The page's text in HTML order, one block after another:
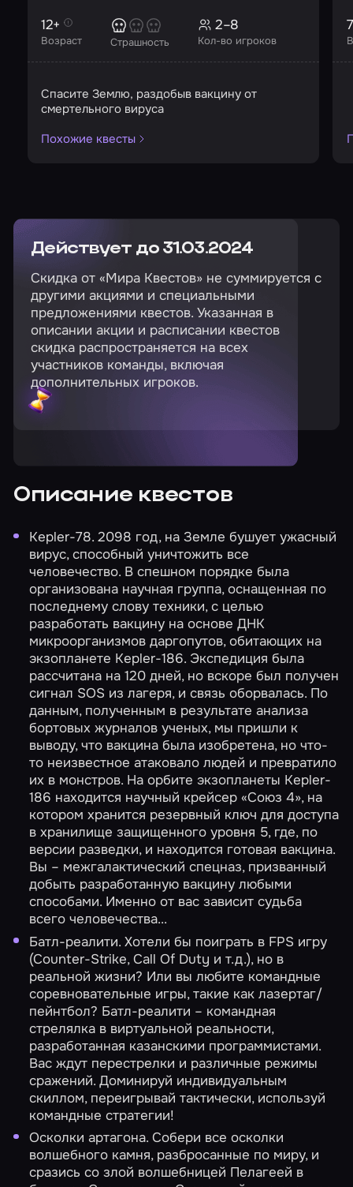
Возраст
12+
Страшность Кол-во игроков
2–8
Спасите Землю, раздобыв вакцину от
смертельного вируса
Похожие квесты
Действует до 31.03.2024
Скидка от «Мира Квестов» не суммируется с
другими акциями и специальными
предложениями квестов. Указанная в
описании акции и расписании квестов
скидка распространяется на всех
участников команды, включая
дополнительных игроков.
Описание квестов
Kepler-78.2098 год, на Земле бушует ужасный
вирус, способный уничтожить все
человечество. В спешном порядке была
организована научная группа, оснащенная по
последнему слову техники, с целью
разработать вакцину на основе ДНК
микроорганизмов даргопутов, обитающих на
экзопланете Kepler-186. Экспедиция была
рассчитана на 120 дней, но вскоре был получен
сигнал SOS из лагеря, и связь оборвалась. По
данным, полученным в результате анализа
бортовых журналов ученых, мы пришли к
выводу, что вакцина была изобретена, но что-
то неизвестное атаковало людей и превратило
их в монстров. На орбите экзопланеты Kepler-
186 находится научный крейсер «Союз 4», на
котором хранится резервный ключ для доступа
в хранилище защищенного уровня 5, где, по
версии разведки, и находится готовая вакцина.
Вы – межгалактический спецназ, призванный
добыть разработанную вакцину любыми
способами. Именно от вас зависит судьба
всего человечества...
Батл-реалити.Хотели бы поиграть в FPS игру
(Counter-Strike, Call Of Duty и т.д.), но в
реальной жизни? Или вы любите командные
соревновательные игры, такие как лазертаг/
пейнтбол? Батл-реалити – командная
стрелялка в виртуальной реальности,
разработанная казанскими программистами.
Вас ждут перестрелки и различные режимы
сражений. Доминируй индивидуальным
скиллом, переигрывай тактически, используй
командные стратегии!
Осколки артагона.Собери все осколки
волшебного камня, разбросанные по миру, и
сразись со злой волшебницей Пелагеей в